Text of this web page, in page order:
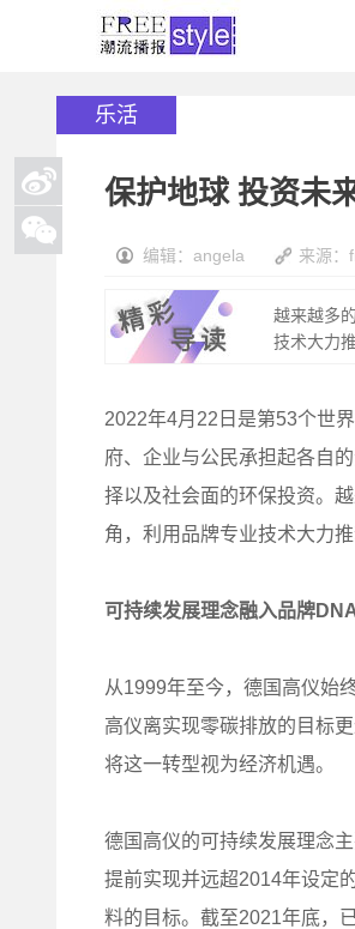
乐活
保护地球 投资未
编辑：angela 来源：
越来越多
技术大力推
2022年4月22日是第53个世
府、企业与公民承担起各自
择以及社会面的环保投资。
角，利用品牌专业技术大力推
可持续发展理念融入品牌
从1999年至今，德国高仪始
高仪离实现零碳排放的目标
将这一转型视为经济机遇。
德国高仪的可持续发展理念
提前实现并远超2014年设定
料的目标。截至2021年底，